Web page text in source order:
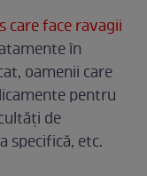
care face ravagii
în
oamenii care
pentru
de
specifică, etc.